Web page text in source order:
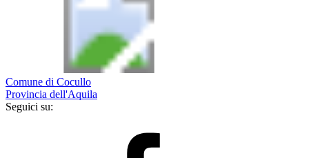
Comune di Cocullo
Provincia dell'Aquila
Seguici su: